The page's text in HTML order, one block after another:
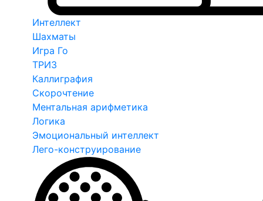
Интеллект
Шахматы
Игра Го
ТРИЗ
Каллиграфия
Скорочтение
Ментальная арифметика
Логика
Эмоциональный интеллект
Лего-конструирование